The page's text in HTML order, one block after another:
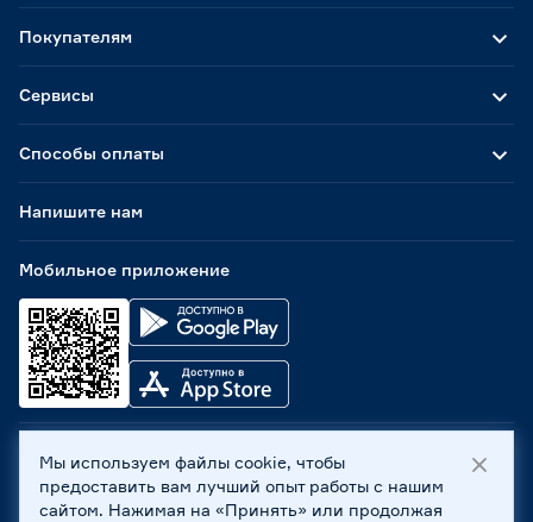
Способы оплаты
Мобильное приложение
Покупателям
Сервисы
Напишите нам
ООО «Бауцентр Рус» 2004 -2026, 236029, г. Калининград,
ул. А.Невского, 205. ИНН 7702596813, КПП 390601001 ©
Все права защищены
Мы используем файлы cookie, чтобы
предоставить вам лучший опыт работы с нашим
сайтом. Нажимая на «Принять» или продолжая